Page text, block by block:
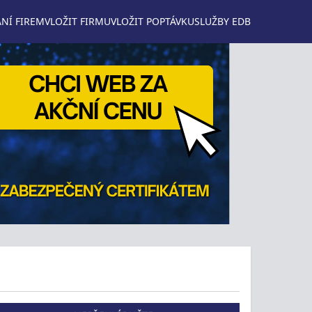
FIREMVLOŽIT FIRMUVLOŽIT POPTÁVKUSLUŽBY EDB